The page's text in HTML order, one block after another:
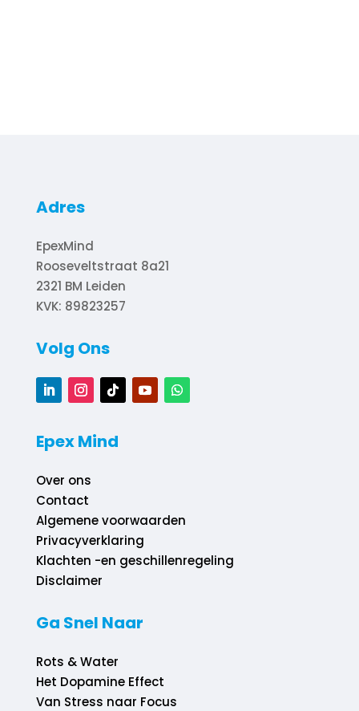
Adres
EpexMind
Rooseveltstraat 8a21
2321 BM Leiden
KVK: 89823257
Volg Ons
Epex Mind
Over ons
Contact
Algemene voorwaarden
Privacyverklaring
Klachten -en geschillenregeling
Disclaimer
Ga Snel Naar
Rots & Water
Het Dopamine Effect
Van Stress naar Focus